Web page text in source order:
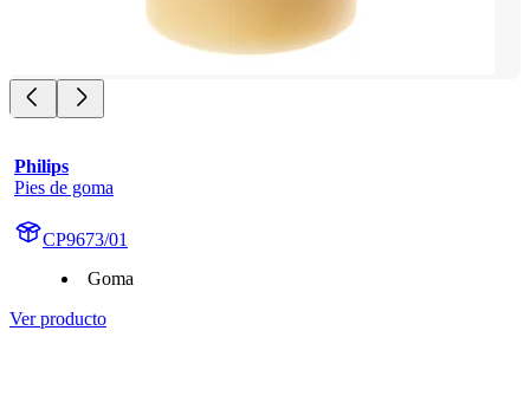
Philips
Pies de goma
CP9673/01
Goma
Ver producto